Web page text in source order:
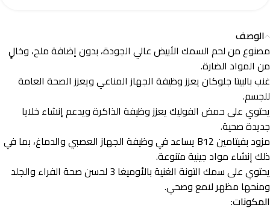
الوصف
مصنوع من لحم السمك الأبيض عالي الجودة، بدون إضافة ملح، وخالٍ
من المواد الضارة.
غنب بالبيتا جلوكان يعزز وظيفة الجهاز المناعي ويعزز الصحة العامة
للجسم.
يحتوي على حمض الفوليك يعزز وظيفة الذاكرة ويدعم إنشاء خلايا
جديدة صحية.
مزود بفيتامين B12 يساعد في وظيفة الجهاز العصبي والدماغ، بما في
ذلك إنشاء مواد جينية متنوعة.
يحتوي على سمك التونة الغنية بالأوميغا 3 لحسن صحة الفراء والجلد
ومنحها مظهر لامع وصحي.
المكونات: